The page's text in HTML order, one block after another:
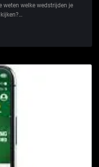
weten welke wedstrijden je